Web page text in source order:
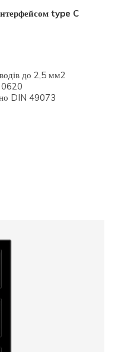
type C
до 2,5 мм2
0620
DIN 49073